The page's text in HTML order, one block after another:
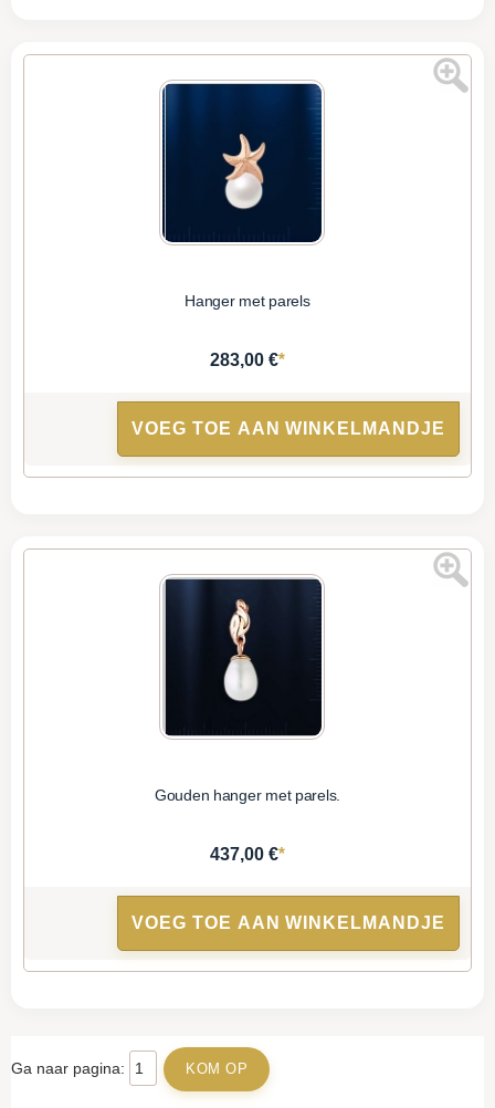
Hanger met parels
283,00 €*
VOEG TOE AAN WINKELMANDJE
Gouden hanger met parels.
437,00 €*
VOEG TOE AAN WINKELMANDJE
Ga naar pagina: